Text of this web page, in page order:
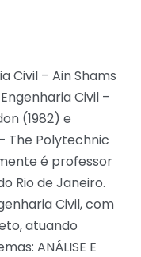
Civil – Ain Shams
Civil –
(1982) e
The Polytechnic
é professor
Rio de Janeiro.
Civil, com
atuando
ANÁLISE E